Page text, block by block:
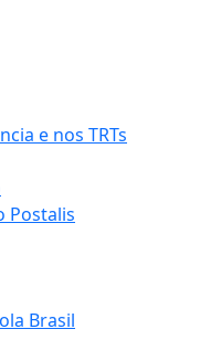
e nos TRTs
Postalis
Brasil